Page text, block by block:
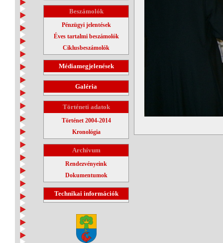
Beszámolók
Pénzügyi jelentések
Éves tartalmi beszámolók
Ciklusbeszámolók
Médiamegjelenések
Galéria
Történeti adatok
Történet 2004-2014
Kronológia
Archívum
Rendezvényeink
Dokumentumok
Technikai információk